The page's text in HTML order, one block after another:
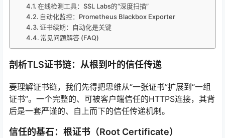
在线检测工具：SSL Labs的“深度扫描”
自动化监控：Prometheus Blackbox Exporter
证书续期：自动化是关键
常见问题解答 (FAQ)
剖析TLS证书链：从根到叶的信任传递
要理解证书链，我们先得把思维从“一张证书”扩展到“一组
证书”。一个完整的、可被客户端信任的HTTPS连接，其背
后是一套严谨的、自上而下的信任传递机制。
信任的基石：根证书（Root Certificate）